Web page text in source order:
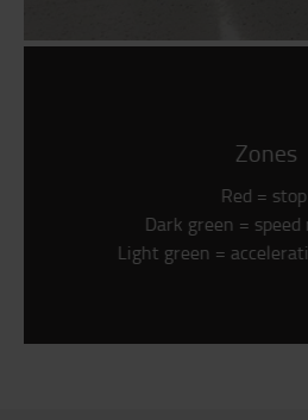
Zones
Red = stop
Dark green =
Light green =